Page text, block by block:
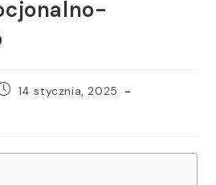
14 stycznia, 2025